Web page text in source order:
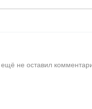
не оставил